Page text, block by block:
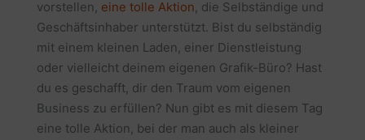
vorstellen, eine tolle Aktion, die Selbständige und
Geschäftsinhaber unterstützt. Bist du selbständig
mit einem kleinen Laden, einer Dienstleistung
oder vielleicht deinem eigenen Grafik-Büro? Hast
du es geschafft, dir den Traum vom eigenen
Business zu erfüllen? Nun gibt es mit diesem Tag
eine tolle Aktion, bei der man auch als kleiner